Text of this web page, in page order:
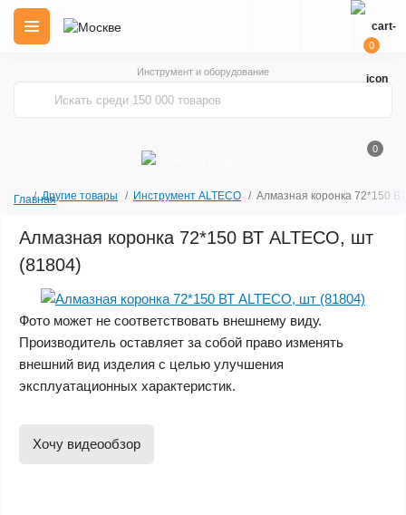
Инструмент и оборудование
0
0
ГлавнаяДругие товары Инструмент ALTECO Алмазная коронка 72*150
Алмазная коронка 72*150 ВТ ALTECO, шт
(81804)
Фото может не соответствовать внешнему виду.
Производитель оставляет за собой право изменять
внешний вид изделия с целью улучшения
эксплуатационных характеристик.
Хочу видеообзор